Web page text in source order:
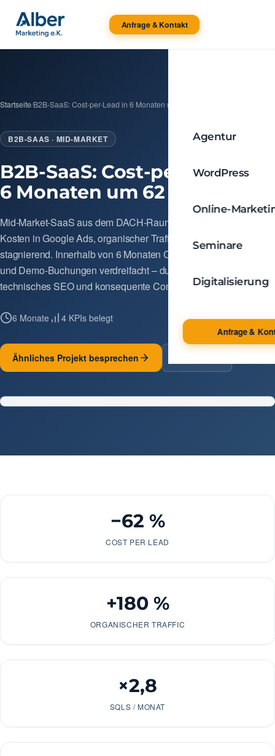
Anfrage & Kontakt
Agentur
WordPress
Online-
Seminare
Digitalisierung
Anfrage &
Startseite/B2B-SaaS: Cost-per-Lead in 6 Monaten um 62 % gesenkt
B2B-SAAS · MID-MARKET
B2B-SaaS: Cost-per-Lead in
6 Monaten um 62 % gesenkt
Mid-Market-SaaS aus dem DACH-Raum: stark steigende Lead-
Kosten in Google Ads, organischer Traffic seit 18 Monaten
stagnierend. Innerhalb von 6 Monaten Cost-per-Lead halbiert
und Demo-Buchungen verdreifacht – durch sauberes Tracking,
technisches SEO und konsequente Conversion-Optimierung.
6 Monate 4 KPIs belegt
Ähnliches Projekt besprechen
−62 %
COST PER LEAD
+180 %
ORGANISCHER TRAFFIC
×2,8
SQLS / MONAT